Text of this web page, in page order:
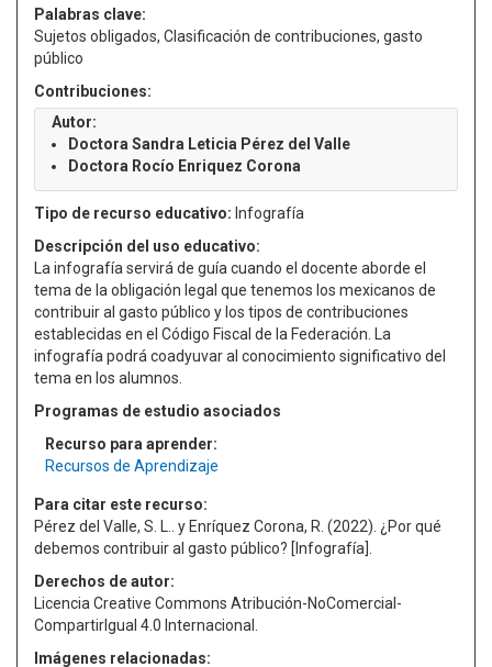
Palabras clave:
Sujetos obligados, Clasificación de contribuciones, gasto
público
Contribuciones:
Autor:
Doctora Sandra Leticia Pérez del Valle
Doctora Rocío Enriquez Corona
Tipo de recurso educativo: Infografía
Descripción del uso educativo:
La infografía servirá de guía cuando el docente aborde el
tema de la obligación legal que tenemos los mexicanos de
contribuir al gasto público y los tipos de contribuciones
establecidas en el Código Fiscal de la Federación. La
infografía podrá coadyuvar al conocimiento significativo del
tema en los alumnos.
Programas de estudio asociados
Recurso para aprender:
Recursos de Aprendizaje
Para citar este recurso:
Pérez del Valle, S. L.. y Enríquez Corona, R. (2022). ¿Por qué
debemos contribuir al gasto público? [Infografía].
Derechos de autor:
Licencia Creative Commons Atribución-NoComercial-
CompartirIgual 4.0 Internacional.
Imágenes relacionadas: